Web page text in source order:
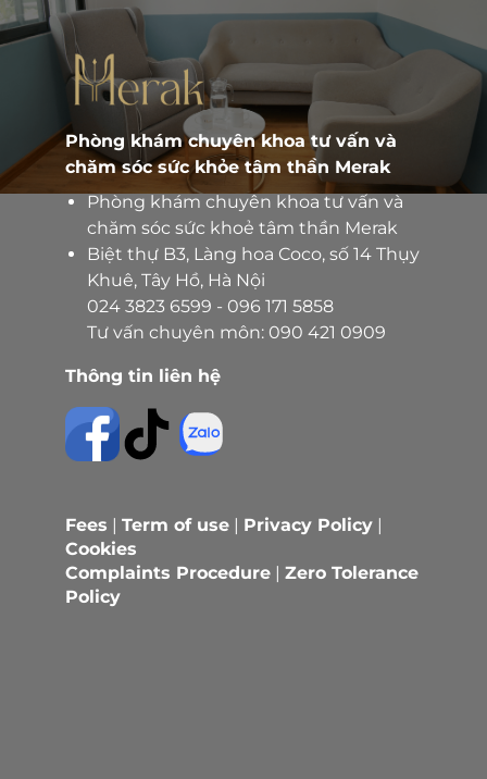
Phòng khám chuyên khoa tư vấn và
chăm sóc sức khỏe tâm thần Merak
Phòng khám chuyên khoa tư vấn và
chăm sóc sức khoẻ tâm thần Merak
Biệt thự B3, Làng hoa Coco, số 14 Thụy
Khuê, Tây Hồ, Hà Nội
024 3823 6599 - 096 171 5858
Tư vấn chuyên môn: 090 421 0909
Thông tin liên hệ
Fees | Term of use | Privacy Policy |
Cookies
Complaints Procedure | Zero Tolerance
Policy